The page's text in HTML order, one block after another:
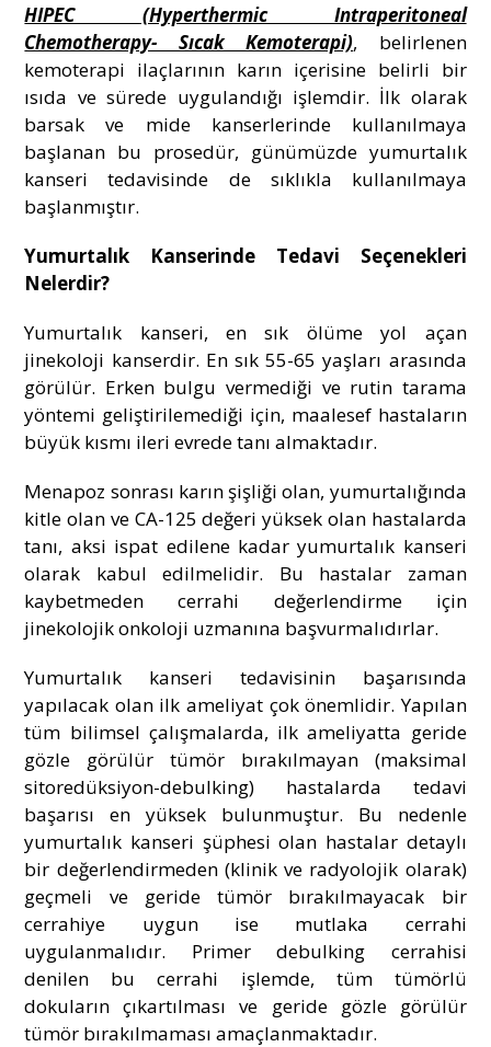
HIPEC (Hyperthermic Intraperitoneal
Chemotherapy- Sıcak Kemoterapi), belirlenen
kemoterapi ilaçlarının karın içerisine belirli bir
ısıda ve sürede uygulandığı işlemdir. İlk olarak
barsak ve mide kanserlerinde kullanılmaya
başlanan bu prosedür, günümüzde yumurtalık
kanseri tedavisinde de sıklıkla kullanılmaya
başlanmıştır.
Yumurtalık Kanserinde Tedavi Seçenekleri
Nelerdir?
Yumurtalık kanseri, en sık ölüme yol açan
jinekoloji kanserdir. En sık 55-65 yaşları arasında
görülür. Erken bulgu vermediği ve rutin tarama
yöntemi geliştirilemediği için, maalesef hastaların
büyük kısmı ileri evrede tanı almaktadır.
Menapoz sonrası karın şişliği olan, yumurtalığında
kitle olan ve CA-125 değeri yüksek olan hastalarda
tanı, aksi ispat edilene kadar yumurtalık kanseri
olarak kabul edilmelidir. Bu hastalar zaman
kaybetmeden cerrahi değerlendirme için
jinekolojik onkoloji uzmanına başvurmalıdırlar.
Yumurtalık kanseri tedavisinin başarısında
yapılacak olan ilk ameliyat çok önemlidir. Yapılan
tüm bilimsel çalışmalarda, ilk ameliyatta geride
gözle görülür tümör bırakılmayan (maksimal
sitoredüksiyon-debulking) hastalarda tedavi
başarısı en yüksek bulunmuştur. Bu nedenle
yumurtalık kanseri şüphesi olan hastalar detaylı
bir değerlendirmeden (klinik ve radyolojik olarak)
geçmeli ve geride tümör bırakılmayacak bir
cerrahiye uygun ise mutlaka cerrahi
uygulanmalıdır. Primer debulking cerrahisi
denilen bu cerrahi işlemde, tüm tümörlü
dokuların çıkartılması ve geride gözle görülür
tümör bırakılmaması amaçlanmaktadır.